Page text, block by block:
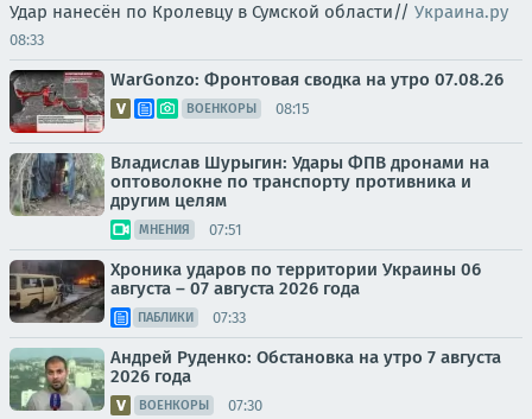
Удар нанесён по Кролевцу в Сумской области// Украина.ру
08:33
WarGonzo: Фронтовая сводка на утро 07.08.26
ВОЕНКОРЫ 08:15
Владислав Шурыгин: Удары ФПВ дронами на
оптоволокне по транспорту противника и
другим целям
МНЕНИЯ 07:51
Хроника ударов по территории Украины 06
августа – 07 августа 2026 года
ПАБЛИКИ 07:33
Андрей Руденко: Обстановка на утро 7 августа
2026 года
ВОЕНКОРЫ 07:30